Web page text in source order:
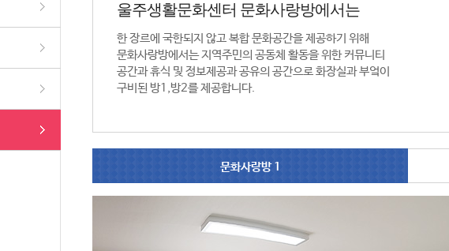
울주생활문화센터 문화사랑방에서는
한 장르에 국한되지 않고 복합 문화공간을 제공하기 위해
문화사랑방에서는 지역주민의 공동체 활동을 위한 커뮤니티
공간과 휴식 및 정보제공과 공유의 공간으로 화장실과 부엌이
구비된 방1,방2를 제공합니다.
문화사랑방 1